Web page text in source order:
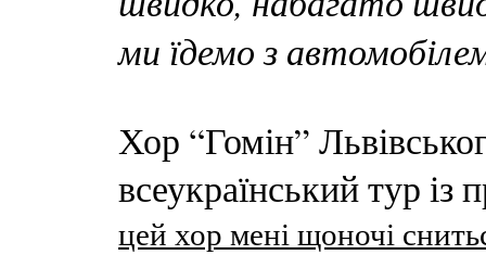
ми їдемо з
Хор “Гомін”
всеукраїнський тур
цей хор мені щоночі